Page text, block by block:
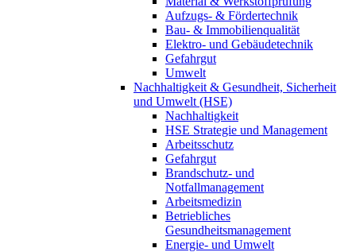
Aufzugs- & Fördertechnik
Bau- & Immobilienqualität
Elektro- und Gebäudetechnik
Gefahrgut
Umwelt
Nachhaltigkeit & Gesundheit, Sicherheit
und Umwelt (HSE)
Nachhaltigkeit
HSE Strategie und Management
Arbeitsschutz
Gefahrgut
Brandschutz- und
Notfallmanagement
Arbeitsmedizin
Betriebliches
Gesundheitsmanagement
Energie- und Umwelt